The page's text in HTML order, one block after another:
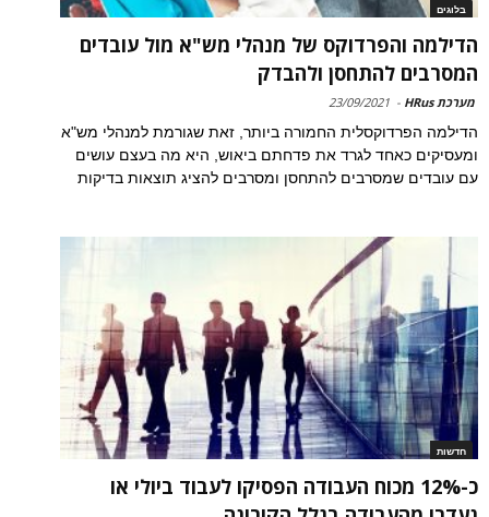
בלוגים
הדילמה והפרדוקס של מנהלי מש"א מול עובדים
המסרבים להתחסן ולהבדק
מערכת HRus -
23/09/2021
הדילמה הפרדוקסלית החמורה ביותר, זאת שגורמת למנהלי מש"א
ומעסיקים כאחד לגרד את פדחתם ביאוש, היא מה בעצם עושים
עם עובדים שמסרבים להתחסן ומסרבים להציג תוצאות בדיקות
חדשות
כ-12% מכוח העבודה הפסיקו לעבוד ביולי או